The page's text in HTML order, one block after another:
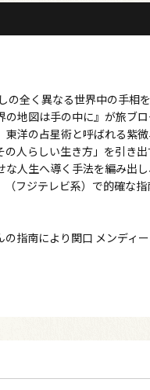
の全く異なる世界中の手相
地図は手の中に』が旅ブ
洋の占星術と呼ばれる紫
人らしい生き方」を引き
人生へ導く手法を編み出
フジテレビ系）で的確な指
の指南により関口 メンディ